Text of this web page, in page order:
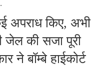
अपराध किए, अभी
की सजा पूरी
ने बॉम्बे हाईकोर्ट